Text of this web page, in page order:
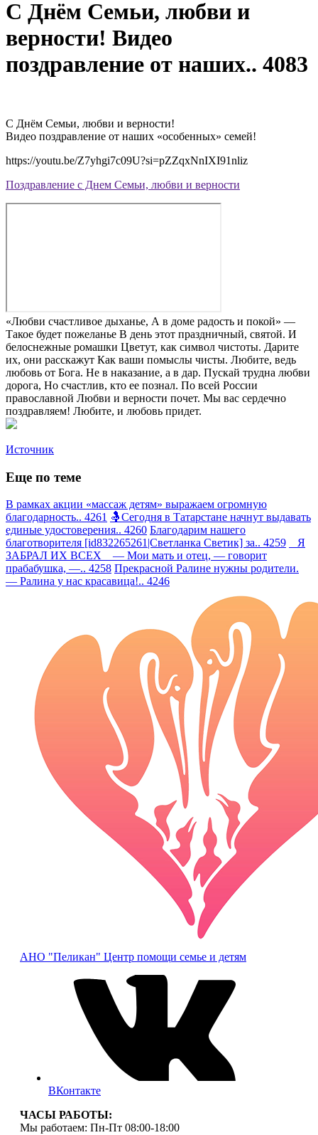
С Днём Семьи, любви и
верности! Видео
поздравление от наших.. 4083
С Днём Семьи, любви и верности!
Видео поздравление от наших «особенных» семей!
https://youtu.be/Z7yhgi7c09U?si=pZZqxNnIXI91nliz
Поздравление с Днем Семьи, любви и верности
«Любви счастливое дыханье, А в доме радость и покой» —
Такое будет пожеланье В день этот праздничный, святой. И
белоснежные ромашки Цветут, как символ чистоты. Дарите
их, они расскажут Как ваши помыслы чисты. Любите, ведь
любовь от Бога. Не в наказание, а в дар. Пускай трудна любви
дорога, Но счастлив, кто ее познал. По всей России
православной Любви и верности почет. Мы вас сердечно
поздравляем! Любите, и любовь придет.
Источник
Еще по теме
В рамках акции «массаж детям» выражаем огромную
благодарность.. 4261 🤱Сегодня в Татарстане начнут выдавать
единые удостоверения.. 4260 Благодарим нашего
благотворителя [id832265261|Светланка Светик] за.. 4259
Я
ЗАБРАЛ ИХ ВСЕХ — Мои мать и отец, — говорит
прабабушка, —.. 4258 Прекрасной Ралине нужны родители.
— Ралина у нас красавица!.. 4246
АНО "Пеликан" Центр помощи семье и детям
ВКонтакте
ЧАСЫ РАБОТЫ:
Мы работаем: Пн-Пт 08:00-18:00